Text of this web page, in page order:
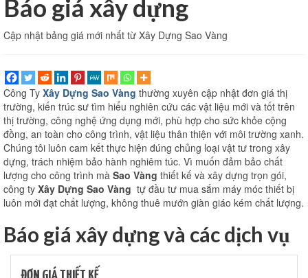
Thiết kế văn phòng
Thiết kế nhà xưởng
Thi công xây dựng
Thi Công biệt thự
Thi công nhà phố
Thi công văn phòng
Thi công nhà xưởng
Xin phép xây dựng
Báo giá xây dựng
Thiết kế
Báo giá xây dựng
Cập nhật bảng giá mới nhất từ Xây Dựng Sao Vàng
Công Ty Xây Dựng Sao Vàng thường xuyên cập nhật đơn giá thị
trường, kiến trúc sư tìm hiểu nghiên cứu các vật liệu mới và tốt trên
thị trường, công nghệ ứng dụng mới, phù hợp cho sức khỏe cộng
đồng, an toàn cho công trình, vật liệu thân thiện với môi trường xanh.
Chúng tôi luôn cam kết thực hiện đúng chủng loại vật tư trong xây
dựng, trách nhiệm bảo hành nghiêm túc. Vì muốn đảm bảo chất
lượng cho công trình mà Sao Vàng thiết kế và xây dựng trọn gói,
công ty Xây Dựng Sao Vàng tự đầu tư mua sắm máy móc thiết bị
luôn mới đạt chất lượng, không thuê mướn giàn giáo kém chất lượng.
Báo giá xây dựng và các dịch vụ